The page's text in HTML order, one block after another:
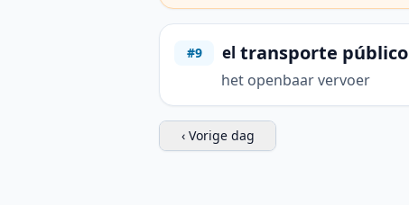
#9 el transporte público
het openbaar vervoer
‹ Vorige dag